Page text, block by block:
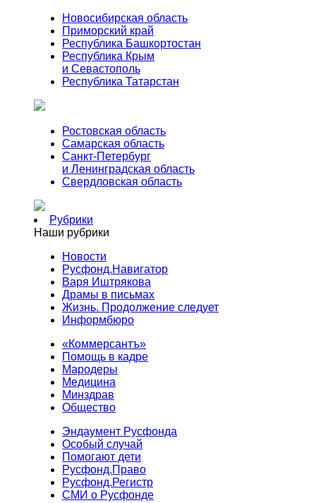
Новосибирская область
Приморский край
Республика Башкортостан
Республика Крым
и Севастополь
Республика Татарстан
Ростовская область
Самарская область
Санкт-Петербург
и Ленинградская область
Свердловская область
Рубрики
Наши рубрики
Новости
Русфонд.Навигатор
Варя Иштрякова
Драмы в письмах
Жизнь. Продолжение следует
Информбюро
«Коммерсантъ»
Помощь в кадре
Мародеры
Медицина
Минздрав
Общество
Эндаумент Русфонда
Особый случай
Помогают дети
Русфонд.Право
Русфонд.Регистр
СМИ о Русфонде